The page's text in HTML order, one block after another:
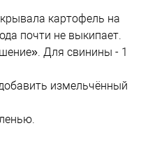
картофель на
почти не выкипает.
Для свинины - 1
измельчённый